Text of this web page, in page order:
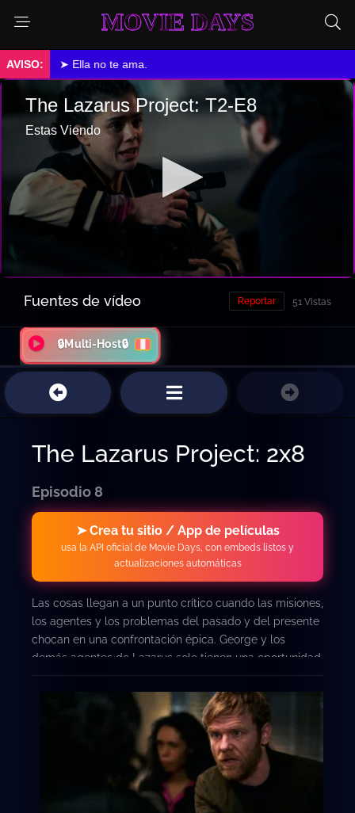
MOVIE DAYS
➤ Ella no te ama.
Fuentes de vídeo 51 Vistas
Reportar
🔒Multi-Host🔒
The Lazarus Project: 2x8
Episodio 8
➤ Crea tu sitio / App de películas
usa la API oficial de Movie Days, con embeds listos y
actualizaciones automáticas
Las cosas llegan a un punto crítico cuando las misiones,
los agentes y los problemas del pasado y del presente
chocan en una confrontación épica. George y los
demás agentes de Lazarus solo tienen una oportunidad
bucle de tres semanas de una vez por todas.